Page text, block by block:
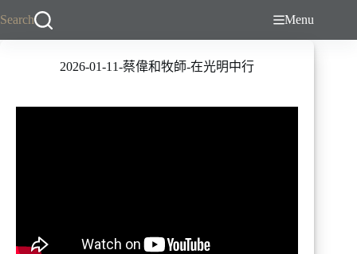
Search Menu
2026-01-11-蔡偉和牧師-在光明中行